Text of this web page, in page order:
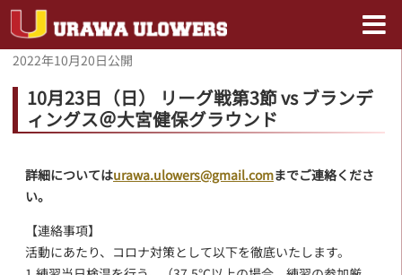
2022年10月20日公開
10月23日（日） リーグ戦第3節 vs ブランデ
ィングス＠大宮健保グラウンド
詳細についてはurawa.ulowers@gmail.comまでご連絡くださ
い。
【連絡事項】
活動にあたり、コロナ対策として以下を徹底いたします。